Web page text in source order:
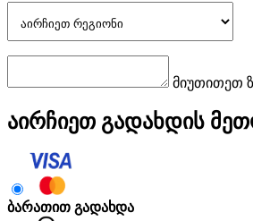
მიუთითეთ
აირჩიეთ გადახდის
ბარათით გადახდა